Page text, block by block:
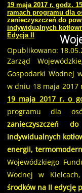
19 maja 2017 r. godz.
ramach programu dla
zanieczyszczeń do
indywidualnych
Edycja II
Opublikowano:
Zarząd
Gospodarki Wodnej
w dniu 18 maja 2017
19 maja 2017 r. o
programu dla
zanieczyszczeń
indywidualnych
energii,
Wojewódzkiego
Wodnej w
środków na II edycję